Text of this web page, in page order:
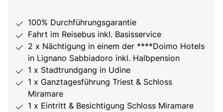
100% Durchführungsgarantie
Fahrt im Reisebus inkl. Basisservice
2 x Nächtigung in einem der ****Doimo Hotels
in Lignano Sabbiadoro inkl. Halbpension
1 x Stadtrundgang in Udine
1 x Ganztagesführung Triest & Schloss
Miramare
1 x Eintritt & Besichtigung Schloss Miramare